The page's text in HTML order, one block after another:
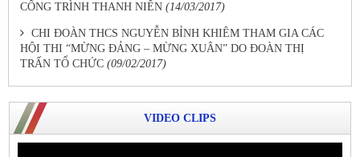
CÔNG TRÌNH THANH NIÊN (14/03/2017)
CHI ĐOÀN THCS NGUYỄN BỈNH KHIÊM THAM GIA CÁC
HỘI THI “MỪNG ĐẢNG – MỪNG XUÂN” DO ĐOÀN THỊ
TRẤN TỔ CHỨC (09/02/2017)
VIDEO CLIPS